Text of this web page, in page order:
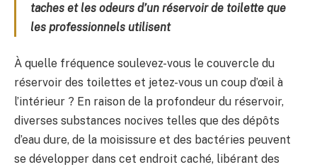
taches et les odeurs d’un réservoir de toilette que
les professionnels utilisent
À quelle fréquence soulevez-vous le couvercle du
réservoir des toilettes et jetez-vous un coup d’œil à
l’intérieur ? En raison de la profondeur du réservoir,
diverses substances nocives telles que des dépôts
d’eau dure, de la moisissure et des bactéries peuvent
se développer dans cet endroit caché, libérant des